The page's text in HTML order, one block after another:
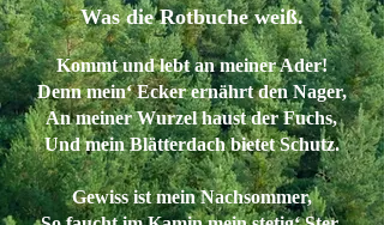
Was die Rotbuche weiß.
Kommt und lebt an meiner Ader!
Denn mein‘ Ecker ernährt den Nager,
An meiner Wurzel haust der Fuchs,
Und mein Blätterdach bietet Schutz.
Gewiss ist mein Nachsommer,